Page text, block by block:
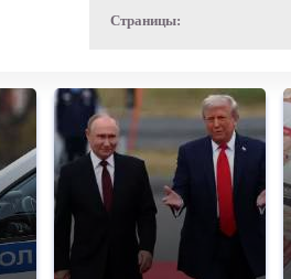
Страницы: